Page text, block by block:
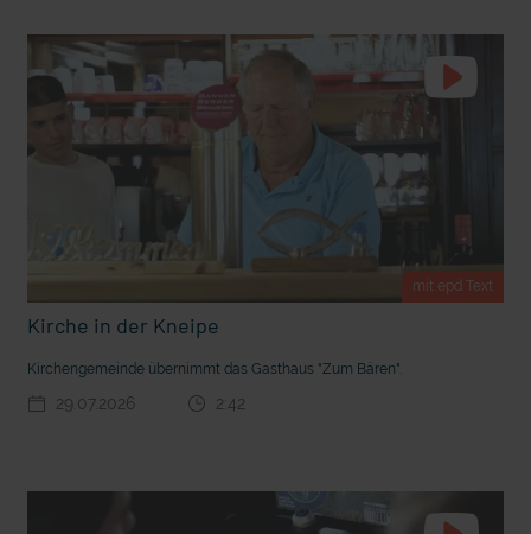
mit epd Text
Kirche in der Kneipe
Kirchengemeinde übernimmt das Gasthaus "Zum Bären".
29.07.2026 2:42